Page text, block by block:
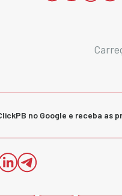
no Google e receba as